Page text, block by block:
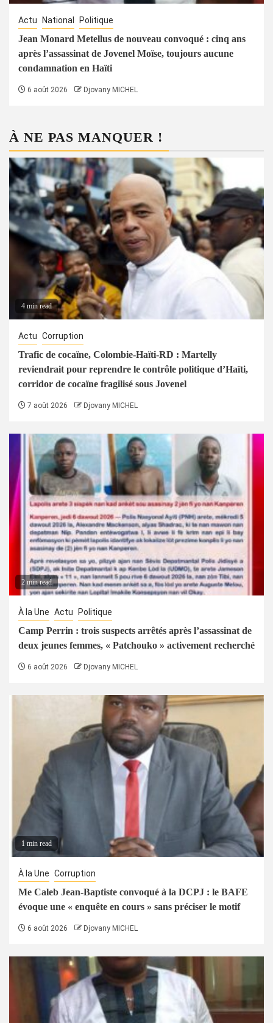
Actu National Politique
Jean Monard Metellus de nouveau convoqué : cinq ans
après l’assassinat de Jovenel Moïse, toujours aucune
condamnation en Haïti
6 août 2026 Djovany MICHEL
À NE PAS MANQUER !
4 min read
Actu Corruption
Trafic de cocaïne, Colombie-Haïti-RD : Martelly
reviendrait pour reprendre le contrôle politique d’Haïti,
corridor de cocaïne fragilisé sous Jovenel
7 août 2026 Djovany MICHEL
2 min read
À la Une Actu Politique
Camp Perrin : trois suspects arrêtés après l’assassinat de
deux jeunes femmes, « Patchouko » activement recherché
6 août 2026 Djovany MICHEL
1 min read
À la Une Corruption
Me Caleb Jean-Baptiste convoqué à la DCPJ : le BAFE
évoque une « enquête en cours » sans préciser le motif
6 août 2026 Djovany MICHEL